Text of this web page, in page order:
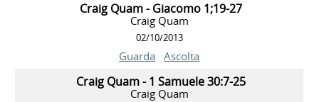
Craig Quam - Giacomo 1;19-27
Craig Quam
02/10/2013
Guarda Ascolta
Craig Quam - 1 Samuele 30:7-25
Craig Quam